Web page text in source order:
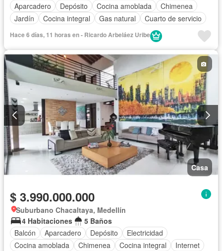
Aparcadero
Depósito Cocina amoblada
Chimenea
Jardín
Cocina integral Gas natural Cuarto de servicio
Hace 6 días, 11 horas en - Ricardo Arbeláez Uribe
Casa
$ 3.990.000.000
Suburbano Chacaltaya, Medellín
4 Habitaciones
5 Baños
Balcón
Aparcadero Depósito
Electricidad
Cocina amoblada
Chimenea Cocina integral
Internet